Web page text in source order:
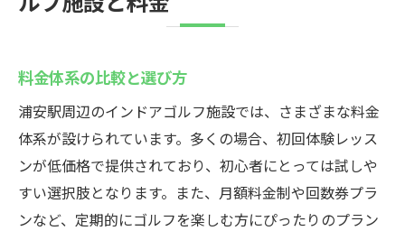
料金体系の比較と選び方
浦安駅周辺のインドアゴルフ施設では、さまざまな料金
体系が設けられています。多くの場合、初回体験レッス
ンが低価格で提供されており、初心者にとっては試しや
すい選択肢となります。また、月額料金制や回数券プラ
ンなど、定期的にゴルフを楽しむ方にぴったりのプラン